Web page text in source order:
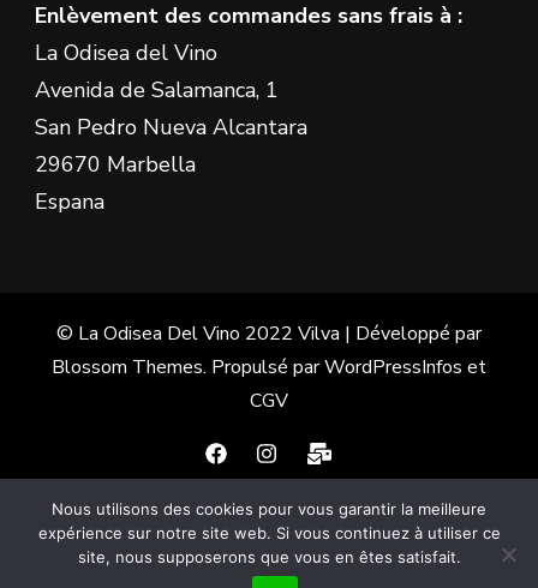
Enlèvement des commandes sans frais à :
La Odisea del Vino
Avenida de Salamanca, 1
San Pedro Nueva Alcantara
29670 Marbella
Espana
© La Odisea Del Vino 2022 Vilva | Développé par
Blossom Themes. Propulsé parWordPressInfos et
CGV
Français Español(Espagnol)
English(Anglais )
Nous utilisons des cookies pour vous garantir la meilleure
expérience sur notre site web. Si vous continuez à utiliser ce
site, nous supposerons que vous en êtes satisfait.